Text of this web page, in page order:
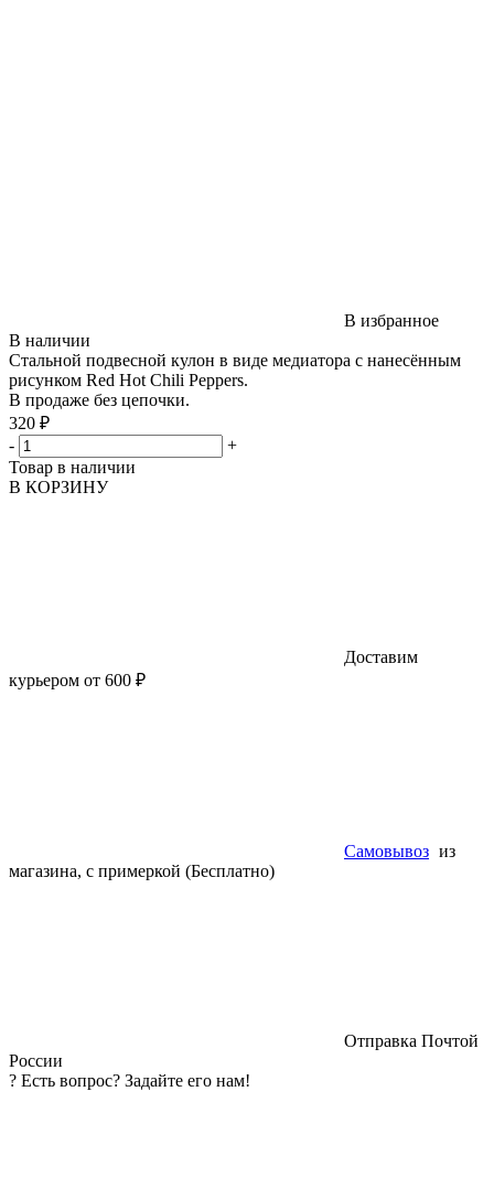
В избранное
В наличии
Стальной подвесной кулон в виде медиатора с нанесённым
рисунком Red Hot Chili Peppers.
В продаже без цепочки.
320 ₽
-
+
Товар в наличии
В КОРЗИНУ
Доставим
курьером от 600 ₽
Самовывоз из
магазина, с примеркой (Бесплатно)
Отправка Почтой
России
? Есть вопрос? Задайте его нам!